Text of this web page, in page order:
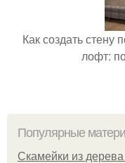
Как создать стену
лофт:
Популярные
Скамейки из